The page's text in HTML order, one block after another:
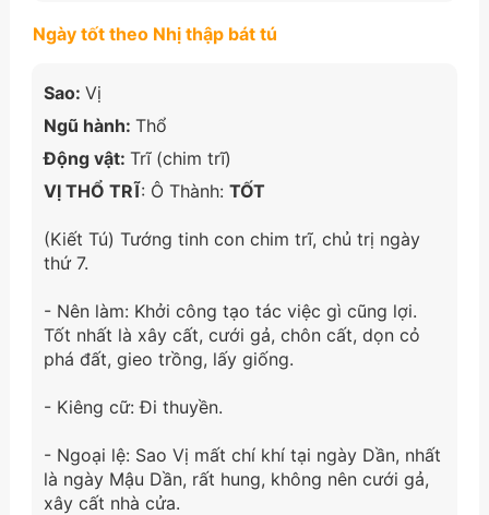
Ngày tốt theo Nhị thập bát tú
Sao: Vị
Ngũ hành: Thổ
Động vật: Trĩ (chim trĩ)
VỊ THỔ TRĨ: Ô Thành: TỐT
(Kiết Tú) Tướng tinh con chim trĩ, chủ trị ngày
thứ 7.
- Nên làm: Khởi công tạo tác việc gì cũng lợi.
Tốt nhất là xây cất, cưới gả, chôn cất, dọn cỏ
phá đất, gieo trồng, lấy giống.
- Kiêng cữ: Đi thuyền.
- Ngoại lệ: Sao Vị mất chí khí tại ngày Dần, nhất
là ngày Mậu Dần, rất hung, không nên cưới gả,
xây cất nhà cửa.